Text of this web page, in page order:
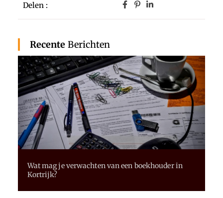
Delen :
Recente Berichten
Wat mag je verwachten van een boekhouder in
Kortrijk?